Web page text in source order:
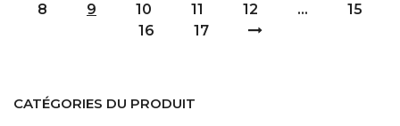
8
9 10 11 12 …
15
16
17
CATÉGORIES DU PRODUIT